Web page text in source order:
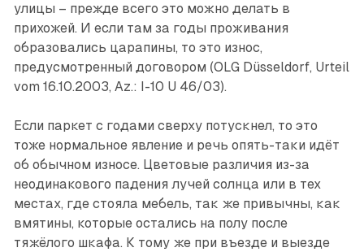
улицы – прежде всего это можно делать в
прихожей. И если там за годы проживания
образовались царапины, то это износ,
предусмотренный договором (OLG Düsseldorf, Urteil
vom 16.10.2003, Az.: I-10 U 46/03).
Если паркет с годами сверху потускнел, то это
тоже нормальное явление и речь опять-таки идёт
об обычном износе. Цветовые различия из-за
неодинакового падения лучей солнца или в тех
местах, где стояла мебель, так же привычны, как
вмятины, которые остались на полу после
тяжёлого шкафа. К тому же при въезде и выезде